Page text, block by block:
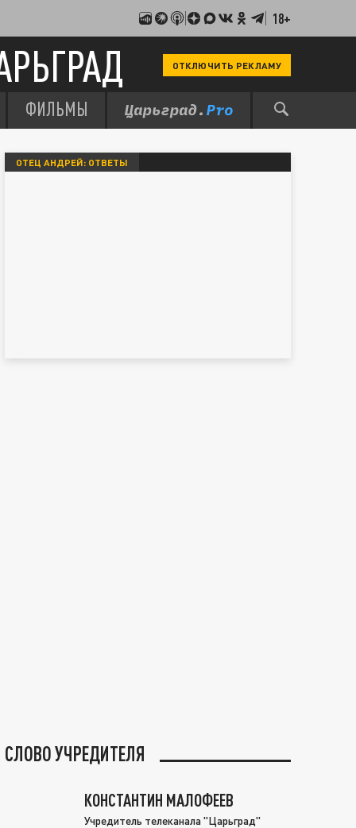
18+
ОТКЛЮЧИТЬ РЕКЛАМУ
ФИЛЬМЫ
ОТЕЦ АНДРЕЙ: ОТВЕТЫ
СЛОВО УЧРЕДИТЕЛЯ
КОНСТАНТИН МАЛОФЕЕВ
Учредитель телеканала "Царьград"